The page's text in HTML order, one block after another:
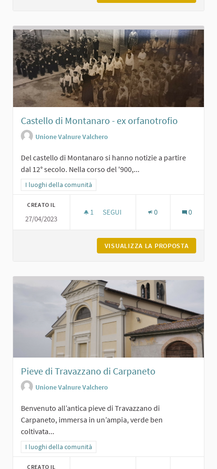
Castello di Montanaro - ex orfanotrofio
Unione Valnure Valchero
Del castello di Montanaro si hanno notizie a partire
dal 12° secolo. Nella corso del '900,...
Filtra i risultati per categoria: I luoghi della comunità
I luoghi della comunità
CREATO IL
27/04/2023
1 1 SOSTENITORI
SEGUI 0 0
VISUALIZZA LA PROPOSTA
Pieve di Travazzano di Carpaneto
Unione Valnure Valchero
Benvenuto all’antica pieve di Travazzano di
Carpaneto, immersa in un’ampia, verde ben
coltivata...
Filtra i risultati per categoria: I luoghi della comunità
I luoghi della comunità
CREATO IL